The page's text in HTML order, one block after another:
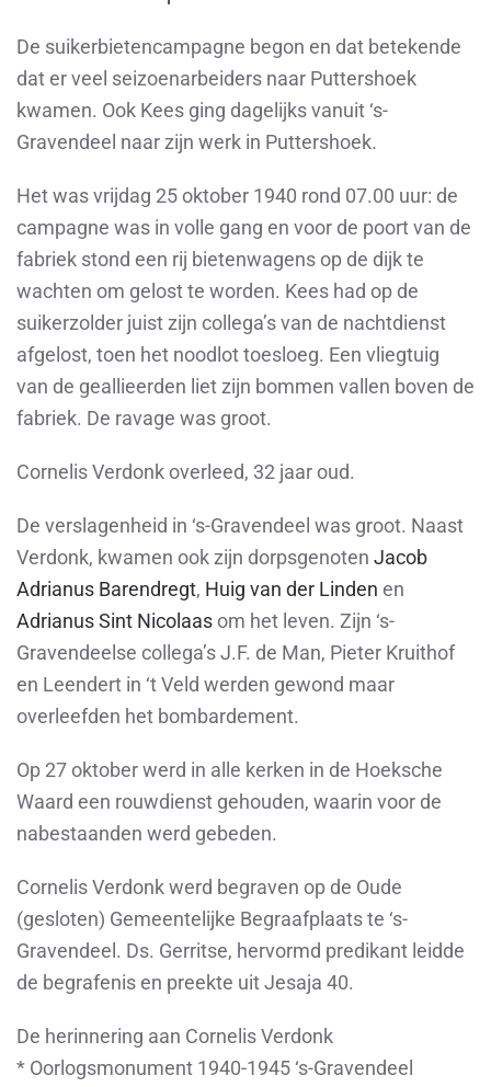
De suikerbietencampagne begon en dat betekende
dat er veel seizoenarbeiders naar Puttershoek
kwamen. Ook Kees ging dagelijks vanuit ‘s-
Gravendeel naar zijn werk in Puttershoek.
Het was vrijdag 25 oktober 1940 rond 07.00 uur: de
campagne was in volle gang en voor de poort van de
fabriek stond een rij bietenwagens op de dijk te
wachten om gelost te worden. Kees had op de
suikerzolder juist zijn collega’s van de nachtdienst
afgelost, toen het noodlot toesloeg. Een vliegtuig
van de geallieerden liet zijn bommen vallen boven de
fabriek. De ravage was groot.
Cornelis Verdonk overleed, 32 jaar oud.
De verslagenheid in ‘s-Gravendeel was groot. Naast
Verdonk, kwamen ook zijn dorpsgenoten Jacob
Adrianus Barendregt, Huig van der Linden en
Adrianus Sint Nicolaas om het leven. Zijn ‘s-
Gravendeelse collega’s J.F. de Man, Pieter Kruithof
en Leendert in ‘t Veld werden gewond maar
overleefden het bombardement.
Op 27 oktober werd in alle kerken in de Hoeksche
Waard een rouwdienst gehouden, waarin voor de
nabestaanden werd gebeden.
Cornelis Verdonk werd begraven op de Oude
(gesloten) Gemeentelijke Begraafplaats te ‘s-
Gravendeel. Ds. Gerritse, hervormd predikant leidde
de begrafenis en preekte uit Jesaja 40.
De herinnering aan Cornelis Verdonk
* Oorlogsmonument 1940-1945 ‘s-Gravendeel